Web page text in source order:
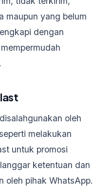
maupun yang belum
dengan
oleh
melakukan
untuk promosi
ketentuan dan
oleh pihak WhatsApp.